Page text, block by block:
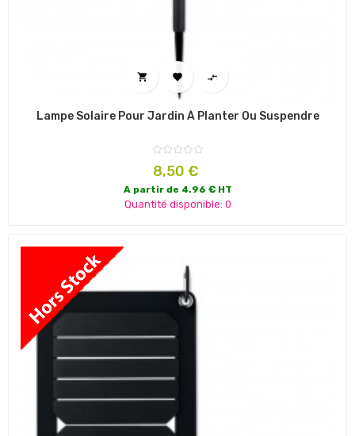
  
Lampe Solaire Pour Jardin À Planter Ou Suspendre
Prix
8,50 €
A partir de 4.96 € HT
Quantité disponible: 0